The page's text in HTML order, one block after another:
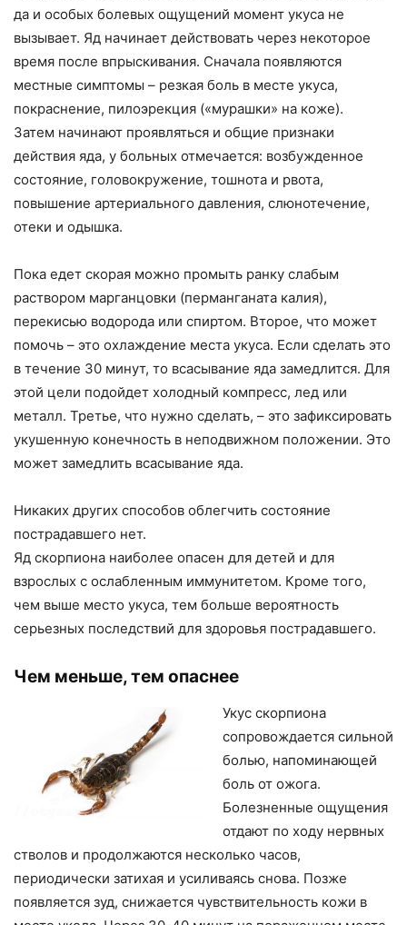
да и особых болевых ощущений момент укуса не
вызывает. Яд начинает действовать через некоторое
время после впрыскивания. Сначала появляются
местные симптомы – резкая боль в месте укуса,
покраснение, пилоэрекция («мурашки» на коже).
Затем начинают проявляться и общие признаки
действия яда, у больных отмечается: возбужденное
состояние, головокружение, тошнота и рвота,
повышение артериального давления, слюнотечение,
отеки и одышка.
Пока едет скорая можно промыть ранку слабым
раствором марганцовки (перманганата калия),
перекисью водорода или спиртом. Второе, что может
помочь – это охлаждение места укуса. Если сделать это
в течение 30 минут, то всасывание яда замедлится. Для
этой цели подойдет холодный компресс, лед или
металл. Третье, что нужно сделать, – это зафиксировать
укушенную конечность в неподвижном положении. Это
может замедлить всасывание яда.
Никаких других способов облегчить состояние
пострадавшего нет.
Яд скорпиона наиболее опасен для детей и для
взрослых с ослабленным иммунитетом. Кроме того,
чем выше место укуса, тем больше вероятность
серьезных последствий для здоровья пострадавшего.
Чем меньше, тем опаснее
Укус скорпиона
сопровождается сильной
болью, напоминающей
боль от ожога.
Болезненные ощущения
отдают по ходу нервных
стволов и продолжаются несколько часов,
периодически затихая и усиливаясь снова. Позже
появляется зуд, снижается чувствительность кожи в